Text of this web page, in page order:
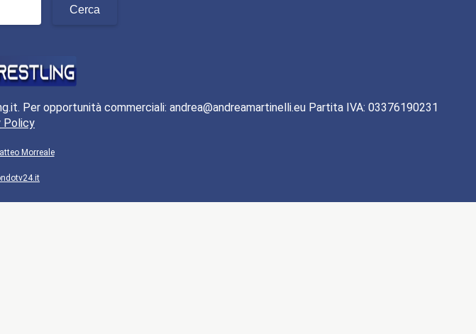
Per opportunità commerciali: andrea@andreamartinelli.eu Partita IVA: 03376190231
Policy
Morreale